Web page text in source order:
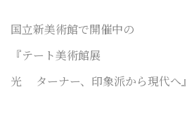
国立新美術館で開催中の
『テート美術館展
光
ターナー、印象派から現代へ』